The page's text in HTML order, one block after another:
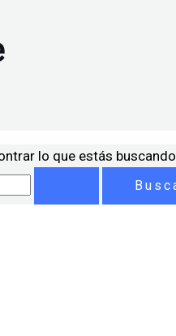
lo que estás